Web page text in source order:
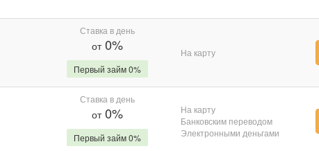
Ставка в день
от0%
Первый займ 0%
На карту
Ставка в день
от0%
Первый займ 0%
На карту
Банковским переводом
Электронными деньгами